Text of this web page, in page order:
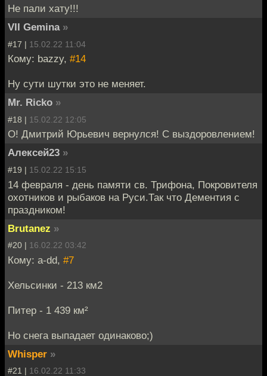
Не пали хату!!!
VII Gemina »
#17 | 15.02.22 11:04
Кому: bazzy, #14
Ну сути шутки это не меняет.
Mr. Ricko »
#18 | 15.02.22 12:05
О! Дмитрий Юрьевич вернулся! С выздоровлением!
Алексей23 »
#19 | 15.02.22 15:15
14 февраля - день памяти св. Трифона, Покровителя
охотников и рыбаков на Руси.Так что Дементия с
праздником!
Brutanez »
#20 | 16.02.22 03:42
Кому: a-dd, #7
Хельсинки - 213 км2
Питер - 1 439 км²
Но снега выпадает одинаково;)
Whisper »
#21 | 16.02.22 11:33